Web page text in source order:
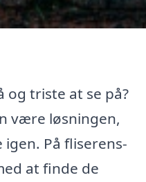
og triste at se på?
være løsningen,
På fliserens-
at finde de